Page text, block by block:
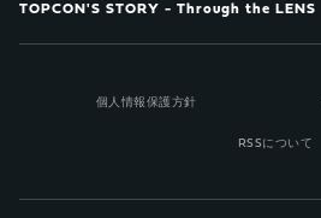
TOPCON'S STORY - Through the LENS
個人情報保護方針
RSSについて